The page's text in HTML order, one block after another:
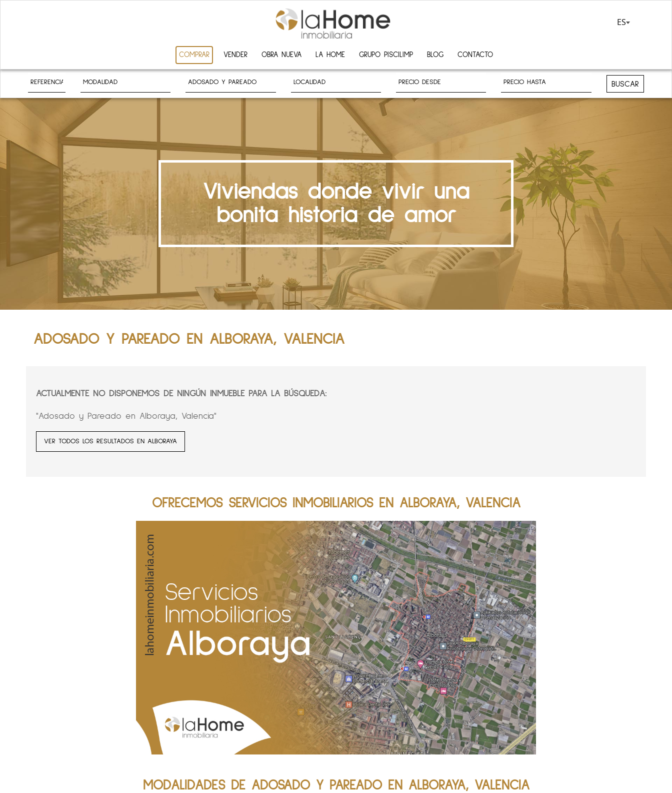
ES
COMPRAR VENDER OBRA NUEVA LA HOME GRUPO PISCILIMP BLOG CONTACTO
BUSCAR
Viviendas donde vivir una
bonita historia de amor
ADOSADO Y PAREADO EN ALBORAYA, VALENCIA
ACTUALMENTE NO DISPONEMOS DE NINGÚN INMUEBLE PARA LA BÚSQUEDA:
"Adosado y Pareado en Alboraya, Valencia"
VER TODOS LOS RESULTADOS EN ALBORAYA
OFRECEMOS SERVICIOS INMOBILIARIOS EN ALBORAYA, VALENCIA
MODALIDADES DE ADOSADO Y PAREADO EN ALBORAYA, VALENCIA